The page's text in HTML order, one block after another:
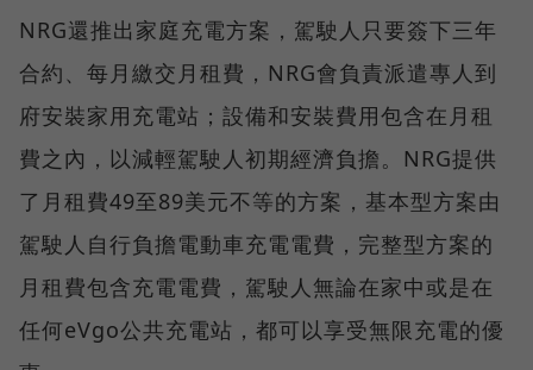
NRG還推出家庭充電方案，駕駛人只要簽下三年
合約、每月繳交月租費，NRG會負責派遣專人到
府安裝家用充電站；設備和安裝費用包含在月租
費之內，以減輕駕駛人初期經濟負擔。NRG提供
了月租費49至89美元不等的方案，基本型方案由
駕駛人自行負擔電動車充電電費，完整型方案的
月租費包含充電電費，駕駛人無論在家中或是在
任何eVgo公共充電站，都可以享受無限充電的優